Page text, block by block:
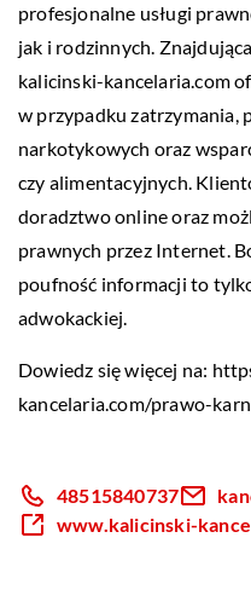
profesjonalne usługi
jak i rodzinnych.
kalicinski-kancelaria.com
w przypadku zatrzymania,
narkotykowych oraz
czy alimentacyjnych.
doradztwo online oraz
prawnych przez Internet.
poufność informacji to
adwokackiej.
Dowiedz się więcej na:
kancelaria.com/prawo-
48515840737
www.kalicinski-